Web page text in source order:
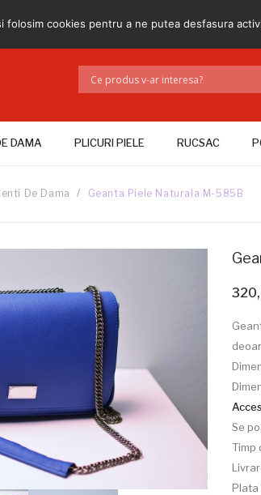
DAMA PLICURI PIELE RUCSAC
De Dama / Geanta Piele Naturala M-585B
Se
Timp
Plata
folosim cookies pentru a ne putea desfasura